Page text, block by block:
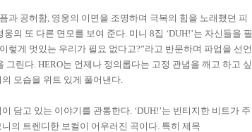
과 공허함, 영웅의 이면을 조명하며 극복의 힘을 노래했던 피
웅의 또 다른 면모를 보여 준다. 미니 8집 ‘DUH!’는 자신들을 필
이렇게 멋있는 우리가 필요 없다고?”라고 반문하며 파업을 선언
그린다. HERO는 언제나 정의롭다는 고정 관념을 깨고 하고 싶
모습을 위트 있게 풀어낸다.
담고 있는 이야기를 관통한다. ‘DUH!’는 빈티지한 비트가 주
의 트렌디한 보컬이 어우러진 곡이다. 특히 제목